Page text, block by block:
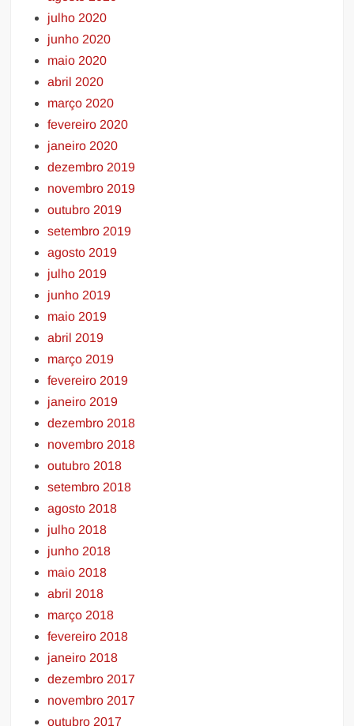
julho 2020
junho 2020
maio 2020
abril 2020
março 2020
fevereiro 2020
janeiro 2020
dezembro 2019
novembro 2019
outubro 2019
setembro 2019
agosto 2019
julho 2019
junho 2019
maio 2019
abril 2019
março 2019
fevereiro 2019
janeiro 2019
dezembro 2018
novembro 2018
outubro 2018
setembro 2018
agosto 2018
julho 2018
junho 2018
maio 2018
abril 2018
março 2018
fevereiro 2018
janeiro 2018
dezembro 2017
novembro 2017
outubro 2017